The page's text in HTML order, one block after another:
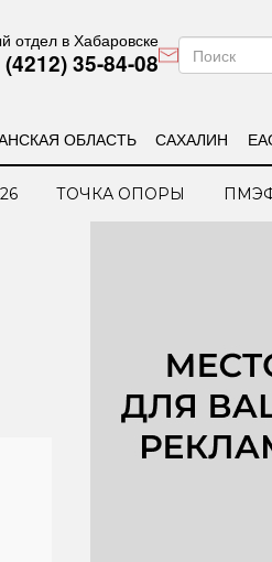
отдел в Хабаровске
(4212) 35-84-08
ОБЛАСТЬ САХАЛИН
ТОЧКА ОПОРЫ